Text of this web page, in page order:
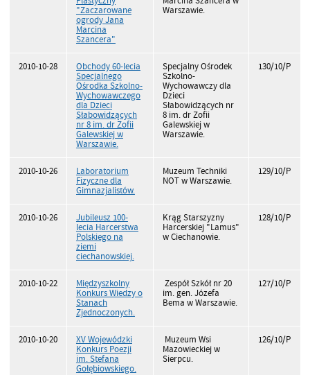
"Zaczarowane
ogrody Jana
Marcina
Szancera"
Warszawie.
2010-10-28
Obchody 60-lecia
Specjalnego
Ośrodka Szkolno-
Wychowawczego
dla Dzieci
Słabowidzących
nr 8 im. dr Zofii
Galewskiej w
Warszawie.
Specjalny Ośrodek
Szkolno-
Wychowawczy dla
Dzieci
Słabowidzących nr
8 im. dr Zofii
Galewskiej w
Warszawie.
130/10/P
2010-10-26
Laboratorium
Fizyczne dla
Gimnazjalistów.
Muzeum Techniki
NOT w Warszawie.
129/10/P
2010-10-26
Jubileusz 100-
lecia Harcerstwa
Polskiego na
ziemi
ciechanowskiej.
Krąg Starszyzny
Harcerskiej "Lamus"
w Ciechanowie.
128/10/P
2010-10-22
Międzyszkolny
Konkurs Wiedzy o
Stanach
Zjednoczonych.
Zespół Szkół nr 20
im. gen. Józefa
Bema w Warszawie.
127/10/P
2010-10-20
XV Wojewódzki
Konkurs Poezji
im. Stefana
Gołębiowskiego.
Muzeum Wsi
Mazowieckiej w
Sierpcu.
126/10/P